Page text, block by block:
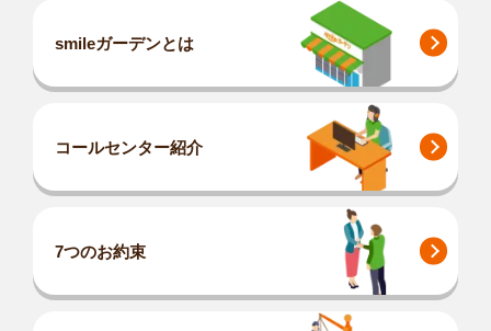
smileガーデンとは
コールセンター紹介
7つのお約束